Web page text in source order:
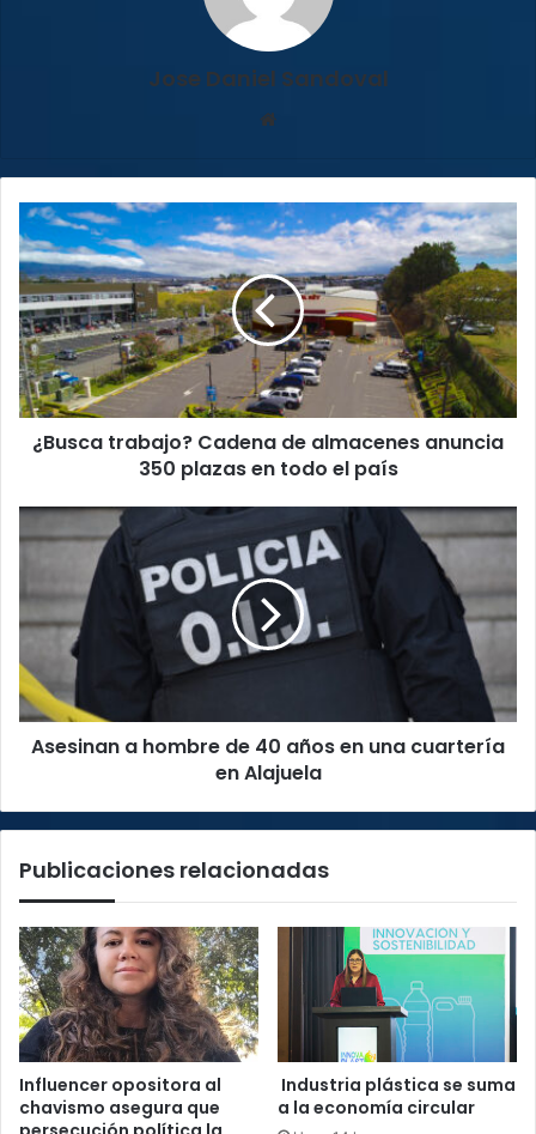
Jose Daniel Sandoval
¿Busca
trabajo?
Cadena
de
almacenes
anuncia
350
plazas
en
todo
¿Busca trabajo? Cadena de almacenes anuncia
350 plazas en todo el país
Asesinan
a
de
40
en
una
cuartería
enAsesinan a hombre de 40 años en una cuartería
en Alajuela
Publicaciones relacionadas
Influencer opositora al
chavismo asegura que
Industria plástica se suma
a la economía circular